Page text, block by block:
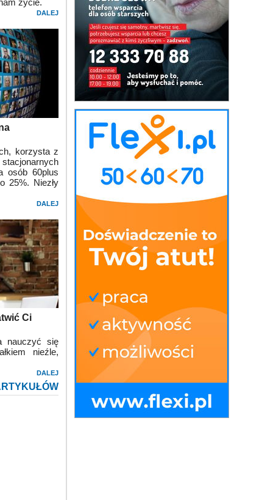
życie.
DALEJ
korzysta z
osób 60plus
25%. Niezły
DALEJ
Ci
nauczyć się
nieźle,
DALEJ